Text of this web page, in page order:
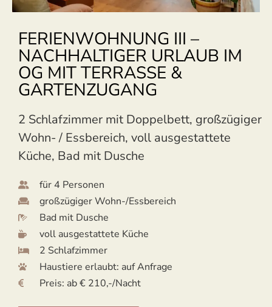
FERIENWOHNUNG III –
NACHHALTIGER URLAUB IM
OG MIT TERRASSE &
GARTENZUGANG
2 Schlafzimmer mit Doppelbett, großzügiger
Wohn- / Essbereich, voll ausgestattete
Küche, Bad mit Dusche
für 4 Personen
großzügiger Wohn-/Essbereich
Bad mit Dusche
voll ausgestattete Küche
2 Schlafzimmer
Haustiere erlaubt: auf Anfrage
Preis: ab € 210,-/Nacht